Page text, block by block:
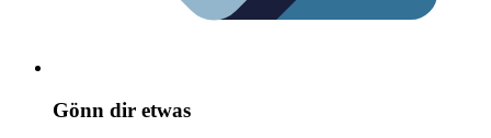
Gönn dir etwas